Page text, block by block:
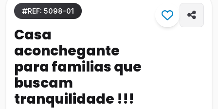
REF: 5098-01
Casa
aconchegante
para familias que
buscam
tranquilidade !!!